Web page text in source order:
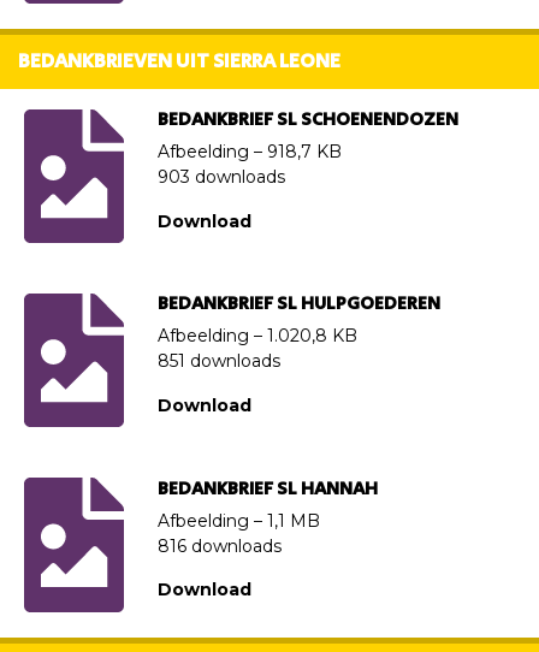
BEDANKBRIEVEN UIT SIERRA LEONE
BEDANKBRIEF SL SCHOENENDOZEN
Afbeelding – 918,7 KB
903 downloads
Download
BEDANKBRIEF SL HULPGOEDEREN
Afbeelding – 1.020,8 KB
851 downloads
Download
BEDANKBRIEF SL HANNAH
Afbeelding – 1,1 MB
816 downloads
Download